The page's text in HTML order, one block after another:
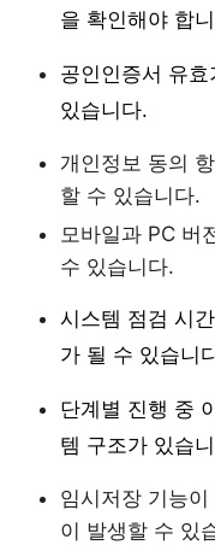
을 확인해야 합
공인인증서 유
있습니다.
개인정보 동의
할 수 있습니다.
모바일과 PC 버
수 있습니다.
시스템 점검 시
가 될 수 있습니
단계별 진행 중
템 구조가 있습
임시저장 기능
이 발생할 수 있